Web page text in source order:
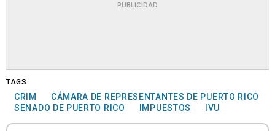
PUBLICIDAD
TAGS
CRIM
CÁMARA DE REPRESENTANTES DE PUERTO RICO
SENADO DE PUERTO RICO
IMPUESTOS IVU